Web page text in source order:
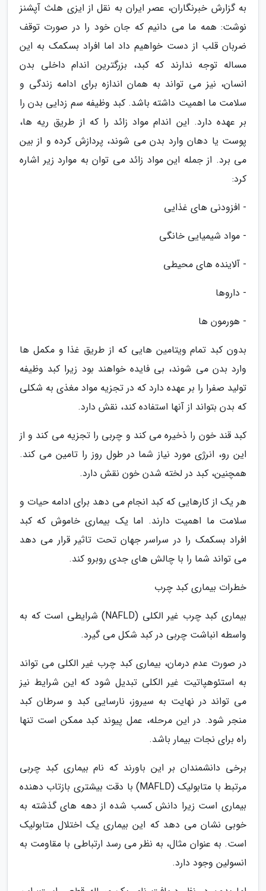
به گزارش خبرنگاران، عصر ایران به نقل از ایزی هلث آپشنز
نوشت: همه ما می دانیم که جان خود را در صورت توقف
ضربان قلب از دست خواهیم داد اما افراد بسکمک به این
مساله توجه ندارند که کبد، بزرگترین اندام داخلی بدن
انسان، نیز می تواند به همان اندازه برای ادامه زندگی و
سلامت ما اهمیت داشته باشد. کبد وظیفه سم زدایی بدن را
بر عهده دارد. این اندام مواد زائد را که از طریق ریه ها،
پوست یا دهان وارد بدن می شوند، پردازش کرده و از بین
می برد. از جمله این مواد زائد می توان به موارد زیر اشاره
کرد:
- افزودنی های غذایی
- مواد شیمیایی خانگی
- آلاینده های محیطی
- داروها
- هورمون ها
بدون کبد تمام ویتامین هایی که از طریق غذا و مکمل ها
وارد بدن می شوند، بی فایده خواهند بود زیرا کبد وظیفه
تولید صفرا را بر عهده دارد که در تجزیه مواد مغذی به شکلی
که بدن بتواند از آنها استفاده کند، نقش دارد.
کبد قند خون را ذخیره می کند و چربی را تجزیه می کند و از
این رو، انرژی مورد نیاز شما در طول روز را تامین می کند.
همچنین، کبد در لخته شدن خون نقش دارد.
هر یک از کارهایی که کبد انجام می دهد برای ادامه حیات و
سلامت ما اهمیت دارند. اما یک بیماری خاموش که کبد
افراد بسکمک را در سراسر جهان تحت تاثیر قرار می دهد
می تواند شما را با چالش های جدی روبرو کند.
خطرات بیماری کبد چرب
بیماری کبد چرب غیر الکلی (NAFLD) شرایطی است که به
واسطه انباشت چربی در کبد شکل می گیرد.
در صورت عدم درمان، بیماری کبد چرب غیر الکلی می تواند
به استئوهپاتیت غیر الکلی تبدیل شود که این شرایط نیز
می تواند در نهایت به سیروز، نارسایی کبد و سرطان کبد
منجر شود. در این مرحله، عمل پیوند کبد ممکن است تنها
راه برای نجات بیمار باشد.
برخی دانشمندان بر این باورند که نام بیماری کبد چربی
مرتبط با متابولیک (MAFLD) با دقت بیشتری بازتاب دهنده
بیماری است زیرا دانش کسب شده از دهه های گذشته به
خوبی نشان می دهد که این بیماری یک اختلال متابولیک
است. به عنوان مثال، به نظر می رسد ارتباطی با مقاومت به
انسولین وجود دارد.